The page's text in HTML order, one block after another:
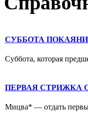
СУББОТА
Суббота, которая
ПЕРВАЯ СТРИЖКА
Мицва* — отдать